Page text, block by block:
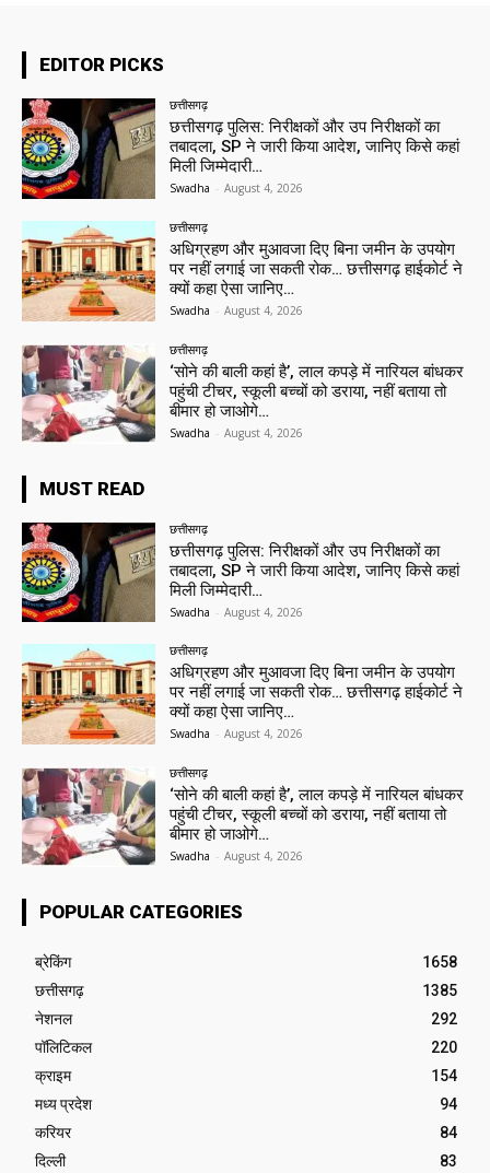
EDITOR PICKS
छत्तीसगढ़
छत्तीसगढ़ पुलिस: निरीक्षकों और उप निरीक्षकों का
तबादला, SP ने जारी किया आदेश, जानिए किसे कहां
मिली जिम्मेदारी…
Swadha - August 4, 2026
छत्तीसगढ़
अधिग्रहण और मुआवजा दिए बिना जमीन के उपयोग
पर नहीं लगाई जा सकती रोक… छत्तीसगढ़ हाईकोर्ट ने
क्यों कहा ऐसा जानिए…
Swadha - August 4, 2026
छत्तीसगढ़
‘सोने की बाली कहां है’, लाल कपड़े में नारियल बांधकर
पहुंची टीचर, स्कूली बच्चों को डराया, नहीं बताया तो
बीमार हो जाओगे…
Swadha - August 4, 2026
MUST READ
छत्तीसगढ़
छत्तीसगढ़ पुलिस: निरीक्षकों और उप निरीक्षकों का
तबादला, SP ने जारी किया आदेश, जानिए किसे कहां
मिली जिम्मेदारी…
Swadha - August 4, 2026
छत्तीसगढ़
अधिग्रहण और मुआवजा दिए बिना जमीन के उपयोग
पर नहीं लगाई जा सकती रोक… छत्तीसगढ़ हाईकोर्ट ने
क्यों कहा ऐसा जानिए…
Swadha - August 4, 2026
छत्तीसगढ़
‘सोने की बाली कहां है’, लाल कपड़े में नारियल बांधकर
पहुंची टीचर, स्कूली बच्चों को डराया, नहीं बताया तो
बीमार हो जाओगे…
Swadha - August 4, 2026
POPULAR CATEGORIES
ब्रेकिंग
1658
छत्तीसगढ़
1385
नेशनल
292
पॉलिटिकल
220
क्राइम
154
मध्य प्रदेश
94
करियर
84
दिल्ली
83